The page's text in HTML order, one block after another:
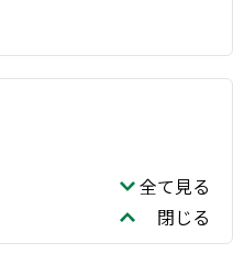
全て見る
閉じる